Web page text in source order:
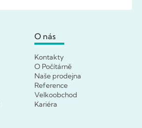
O nás
Kontakty
O Počítárně
Naše prodejna
Reference
Velkoobchod
Kariéra